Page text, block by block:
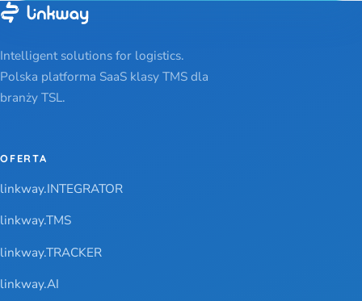
Intelligent solutions for logistics.
Polska platforma SaaS klasy TMS dla
branży TSL.
OFERTA
linkway.INTEGRATOR
linkway.TMS
linkway.TRACKER
linkway.AI